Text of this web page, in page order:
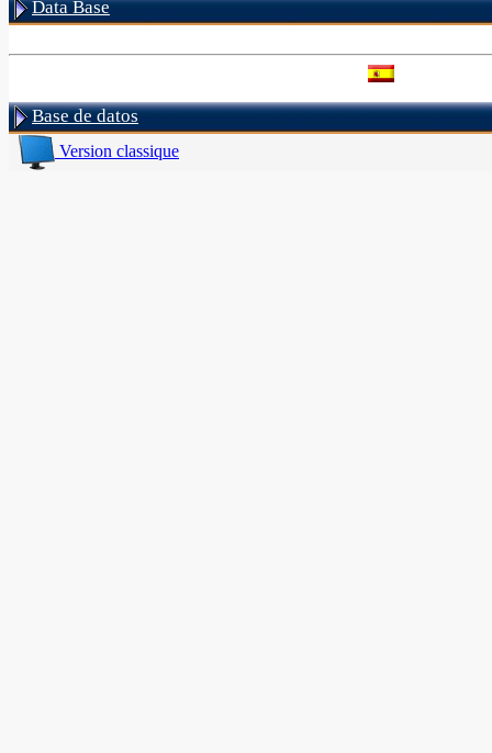
Data Base
Base de datos
Version classique